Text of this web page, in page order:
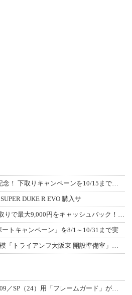
新型「RESO」インカム発売記念！ 下取りキャンペーンを10/15まで延長して開
DUKE R EVO 購入サ
B+COM 最新モデル購入・下取りで最大9,000円をキャッシュバック！「B+F
ートキャンペーン」を8/1～10/31まで実
【トライアンフ】関西最大規模「トライアンフ大阪東 開設準備室」がオープン！ 限定
マジカルレーシングから MT-09／SP（24）用「フレームガード」が登場！